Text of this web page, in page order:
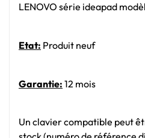
LENOVO série ideapad
Etat: Produit neuf
Garantie: 12 mois
Un clavier compatible peut